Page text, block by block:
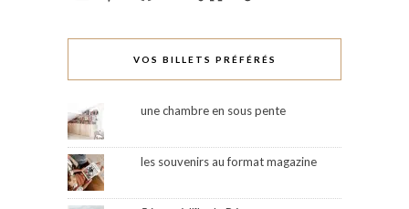
VOS BILLETS PRÉFÉRÉS
une chambre en sous pente
les souvenirs au format magazine